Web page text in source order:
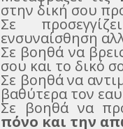
στην δική σου
Σε
ενσυναίσθηση
Σε βοηθά να
σου και το δικό
Σε βοηθά να
βαθύτερα τον
Σε βοηθά να
πόνο και την